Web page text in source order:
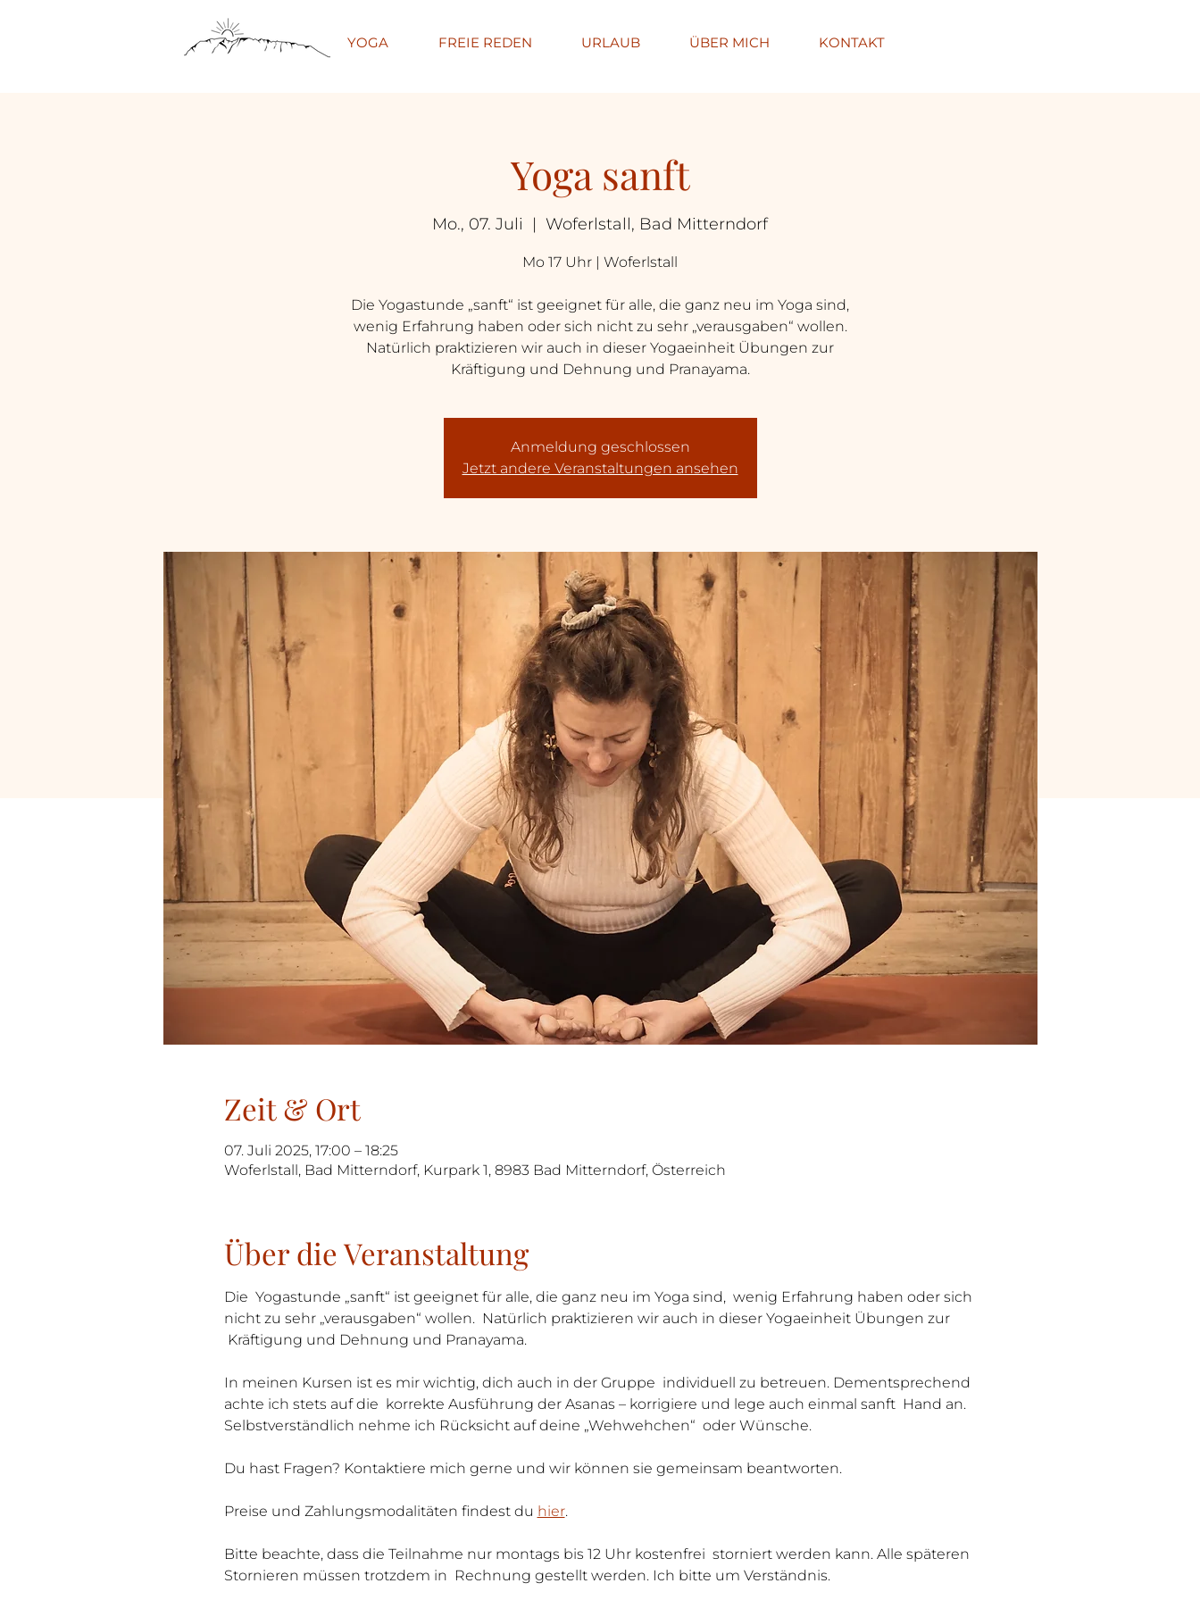
YOGA FREIE REDEN URLAUB ÜBER MICH KONTAKT
Yoga sanft
Mo., 07. Juli
  |
Woferlstall, Bad Mitterndorf
Mo 17 Uhr | Woferlstall
Die Yogastunde „sanft“ ist geeignet für alle, die ganz neu im Yoga sind,
wenig Erfahrung haben oder sich nicht zu sehr „verausgaben“ wollen.
Natürlich praktizieren wir auch in dieser Yogaeinheit Übungen zur
Kräftigung und Dehnung und Pranayama.
Anmeldung geschlossen
Jetzt andere Veranstaltungen ansehen
Zeit & Ort
07. Juli 2025, 17:00 – 18:25
Woferlstall, Bad Mitterndorf, Kurpark 1, 8983 Bad Mitterndorf, Österreich
Über die Veranstaltung
Die  Yogastunde „sanft“ ist geeignet für alle, die ganz neu im Yoga sind,  wenig Erfahrung haben oder sich
nicht zu sehr „verausgaben“ wollen.  Natürlich praktizieren wir auch in dieser Yogaeinheit Übungen zur
Kräftigung und Dehnung und Pranayama.
In meinen Kursen ist es mir wichtig, dich auch in der Gruppe  individuell zu betreuen. Dementsprechend
achte ich stets auf die  korrekte Ausführung der Asanas – korrigiere und lege auch einmal sanft  Hand an.
Selbstverständlich nehme ich Rücksicht auf deine „Wehwehchen“  oder Wünsche.
Du hast Fragen? Kontaktiere mich gerne und wir können sie gemeinsam beantworten.
Preise und Zahlungsmodalitäten findest du hier.
Bitte beachte, dass die Teilnahme nur montags bis 12 Uhr kostenfrei  storniert werden kann. Alle späteren
Stornieren müssen trotzdem in  Rechnung gestellt werden. Ich bitte um Verständnis.